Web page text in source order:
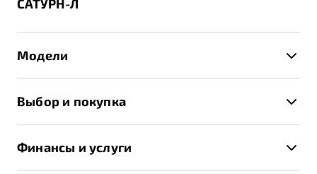
САТУРН-Л
Модели
X70
Выбор и покупка
Финансы и услуги